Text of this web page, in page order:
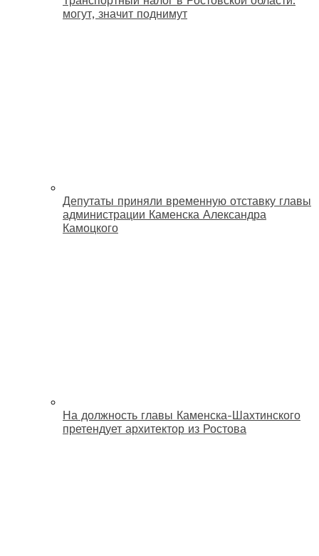
могут, значит поднимут
Депутаты приняли временную отставку главы
администрации Каменска Александра
Камоцкого
На должность главы Каменска-Шахтинского
претендует архитектор из Ростова